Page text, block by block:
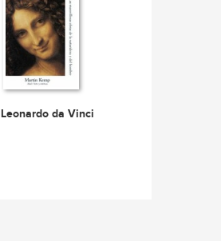
Leonardo da Vinci